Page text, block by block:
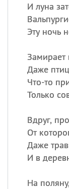
И луна
Эту ночь
Замирает
Даже
Что-то
Только
Вдруг,
От
Даже
И в
На